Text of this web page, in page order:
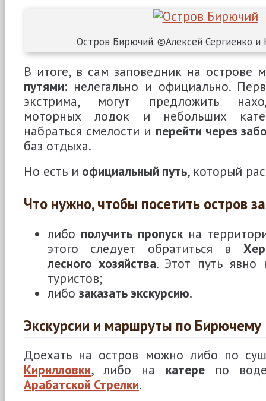
Остров Бирючий. ©Алексей Сергиенко и
В итоге, в сам заповедник на острове
путями: нелегально и официально.
экстрима, могут предложить
моторных лодок и небольших
набраться смелости и перейти через
баз отдыха.
Но есть и официальный путь, который
Что нужно, чтобы посетить остров
либо получить пропускна
этого следует обратиться в
лесного хозяйства. Этот путь явно
туристов;
либо заказать экскурсию.
Экскурсии и маршруты по Бирючему
Доехать на остров можно либо по
Кирилловки, либо на катерепо
Арабатской Стрелки.